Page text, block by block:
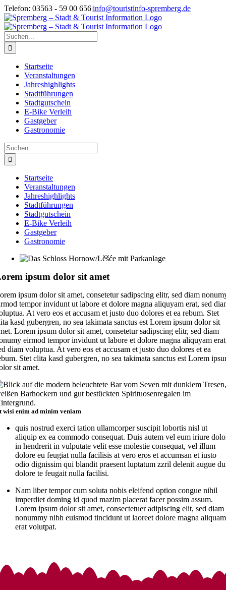
Zum
Inhalt
springen
Telefon: 03563 - 59 00 656|info@touristinfo-spremberg.de
Facebook
Instagram
Suche
nach:
Startseite
Veranstaltungen
Jahreshighlights
Stadtführungen
Stadtgutschein
E-Bike Verleih
Gastgeber
Gastronomie
Suche
nach:
Startseite
Veranstaltungen
Jahreshighlights
Stadtführungen
Stadtgutschein
E-Bike Verleih
Gastgeber
Gastronomie
ipsum dolor sit amet
ipsum dolor sit amet, consetetur sadipscing elitr, sed diam
tempor invidunt ut labore et dolore magna aliquyam erat, sed
At vero eos et accusam et justo duo dolores et ea rebum. Stet
kasd gubergren, no sea takimata sanctus est Lorem ipsum dolor sit
Lorem ipsum dolor sit amet, consetetur sadipscing elitr, sed diam
eirmod tempor invidunt ut labore et dolore magna aliquyam
diam voluptua. At vero eos et accusam et justo duo dolores et ea
Stet clita kasd gubergren, no sea takimata sanctus est Lorem
sit amet.
wisi enim ad minim veniam
quis nostrud exerci tation ullamcorper suscipit lobortis nisl ut
aliquip ex ea commodo consequat. Duis autem vel eum iriure
in hendrerit in vulputate velit esse molestie consequat, vel illum
dolore eu feugiat nulla facilisis at vero eros et accumsan et iusto
odio dignissim qui blandit praesent luptatum zzril delenit augue
dolore te feugait nulla facilisi.
Nam liber tempor cum soluta nobis eleifend option congue nihil
imperdiet doming id quod mazim placerat facer possim assum.
Lorem ipsum dolor sit amet, consectetuer adipiscing elit, sed diam
nonummy nibh euismod tincidunt ut laoreet dolore magna aliquam
erat volutpat.